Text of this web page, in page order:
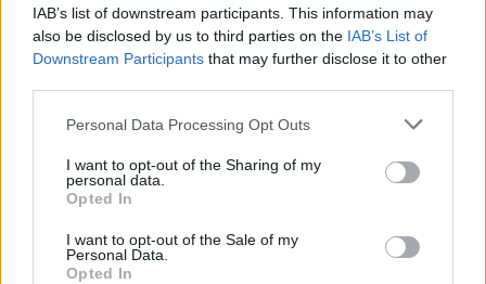
IAB’s list of downstream participants. This information may
also be disclosed by us to third parties on the IAB’s List of
Downstream Participants that may further disclose it to other
Please note that this website/app uses one or more Google
not limited to your visit or usage behaviour. You may click to
grant or deny consent to Google and its third-party tags to
use your data for below specified purposes in below Google
consent section.
Personal Data Processing Opt Outs
I want to opt-out of the Sharing of my
personal data.
Opted In
I want to opt-out of the Sale of my
Personal Data.
Opted In